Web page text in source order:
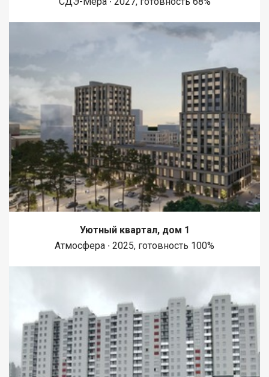
м²): Полностью оборудована мебелью, установлен
кондиционер — комфортное место для семейных завтраков и
ужинов. · Спальня (21 м²): Хозяйская спальня с вместительным
комната с собственным балконом. · Детская (19 м²): Светлая
комната на солнечной стороне с встроенным шкафом-купе. ·
Тренажерная комната (9 м²): Уникальное помещение с
круговым обзором на площадь и во двор — спорт с
вдохновляющим видом. · Постирочн
Уютный квартал, дом 1
Атмосфера ∙ 2025, готовность 100%